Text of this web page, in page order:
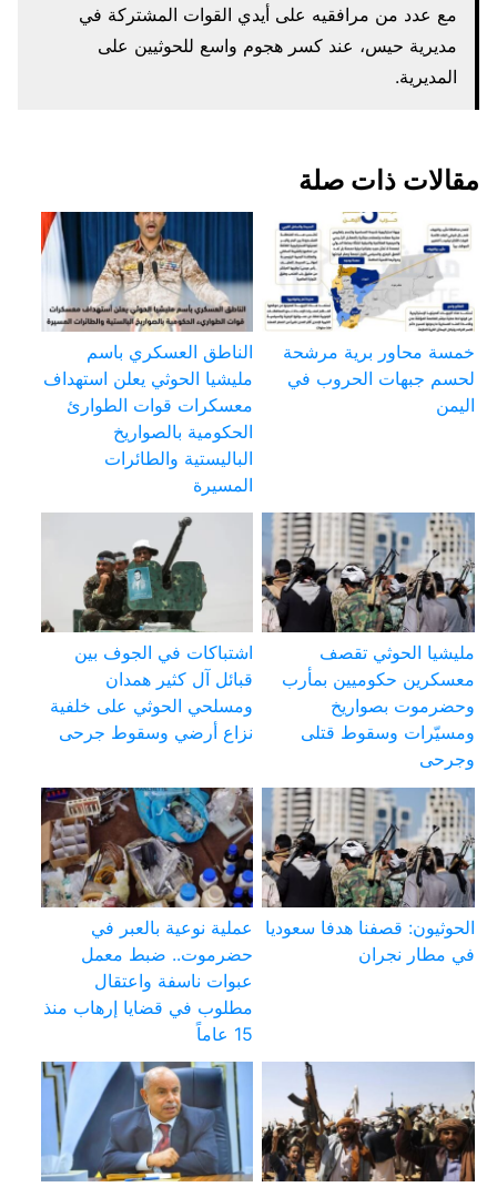
مع عدد من مرافقيه على أيدي القوات المشتركة في
مديرية حيس، عند كسر هجوم واسع للحوثيين على
المديرية.
مقالات ذات صلة
خمسة محاور برية مرشحة
لحسم جبهات الحروب في
اليمن
الناطق العسكري باسم
مليشيا الحوثي يعلن استهداف
معسكرات قوات الطوارئ
الحكومية بالصواريخ
الباليستية والطائرات
المسيرة
مليشيا الحوثي تقصف
معسكرين حكوميين بمأرب
وحضرموت بصواريخ
ومسيّرات وسقوط قتلى
وجرحى
اشتباكات في الجوف بين
قبائل آل كثير همدان
ومسلحي الحوثي على خلفية
نزاع أرضي وسقوط جرحى
الحوثيون: قصفنا هدفا سعوديا
في مطار نجران
عملية نوعية بالعبر في
حضرموت.. ضبط معمل
عبوات ناسفة واعتقال
مطلوب في قضايا إرهاب منذ
15 عاماً